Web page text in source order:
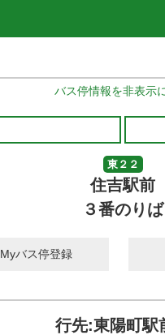
バス停情報を非表示
東２２
住吉駅前
３番のりば
Myバス停登録
行先:東陽町駅